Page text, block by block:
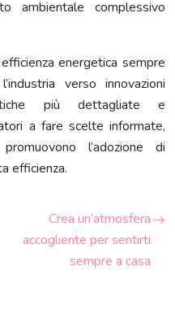
ambientale complessivo
energetica sempre
verso innovazioni
più dettagliate e
a fare scelte informate,
l’adozione di
efficienza.
Crea un’atmosfera
accogliente per sentirti
sempre a casa